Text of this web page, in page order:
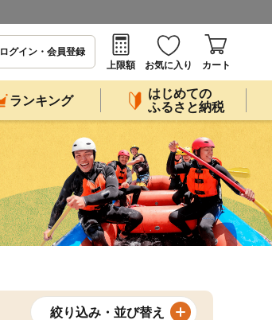
ログイン・会員登録
上限額
お気に入り カート
ランキング
はじめての
ふるさと納税
絞り込み・並び替え